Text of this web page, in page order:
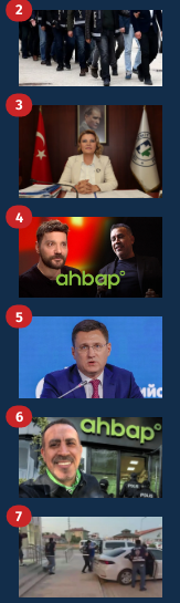
2
3
4
5
6
7